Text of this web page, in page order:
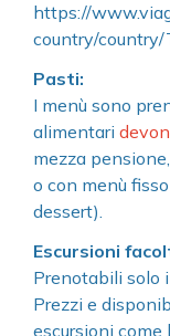
https://
country/country/
Pasti:
I menù sono
alimentari
mezza
o con menù
dessert).
Escursioni
Prenotabili solo
Prezzi e
escursioni come